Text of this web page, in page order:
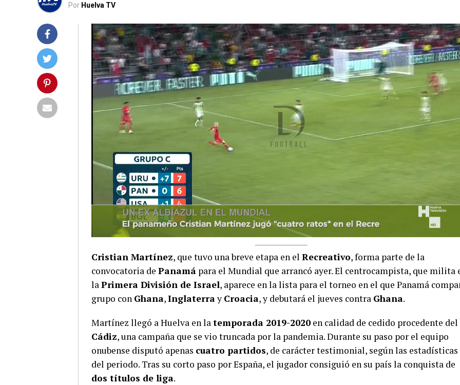
Por Huelva TV
Cristian Martínez, que tuvo una breve etapa en el Recreativo, forma parte de la
convocatoria de Panamá para el Mundial que arrancó ayer. El centrocampista, que milita
laPrimera División de Israel, aparece en la lista para el torneo en el que Panamá
grupo con Ghana,Inglaterray Croacia, y debutará el jueves contra Ghana.
Martínez llegó a Huelva en latemporada 2019-2020 en calidad de cedido procedente del
Cádiz, una campaña que se vio truncada por la pandemia. Durante su paso por el equipo
onubense disputó apenas cuatro partidos, de carácter testimonial, según las estadísticas
del periodo. Tras su corto paso por España, el jugador consiguió en su país la conquista de
dos títulos de liga.